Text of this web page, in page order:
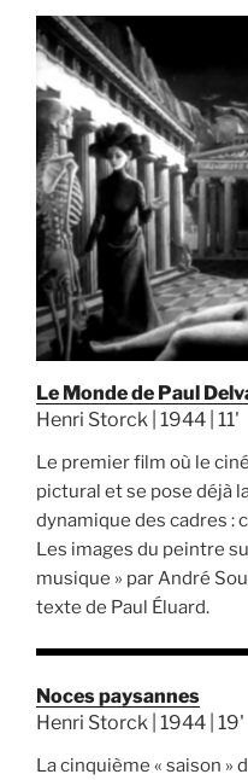
Le Monde de Paul
Henri Storck | 1944 | 11'
Le premier film où le
pictural et se pose déjà
dynamique des cadres :
Les images du peintre
musique » par André
texte de Paul Éluard.
Noces paysannes
Henri Storck | 1944 | 19'
La cinquième « saison »